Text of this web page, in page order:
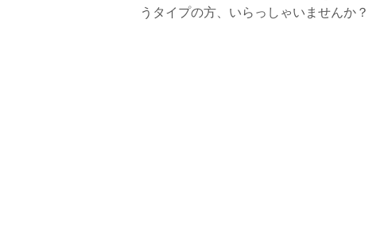
うタイプの方、いらっしゃいませんか？